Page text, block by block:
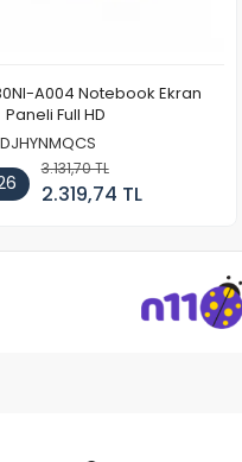
A004 Notebook Ekran
Paneli Full HD
3.131,70 TL
2.319,74 TL